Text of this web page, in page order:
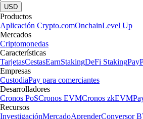
USD
Productos
Aplicación Crypto.comOnchainLevel Up
Mercados
Criptomonedas
Características
TarjetasCestasEarnStakingDeFi StakingPay
Empresas
CustodiaPay para comerciantes
Desarrolladores
Cronos PoSCronos EVMCronos zkEVM
Recursos
InvestigaciónMercadoAprenderConversor